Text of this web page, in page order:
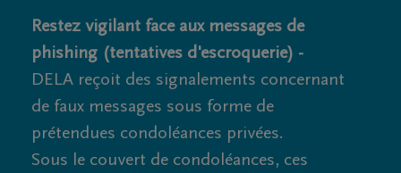
Restez vigilant face aux messages de
phishing (tentatives d'escroquerie) -
DELA reçoit des signalements concernant
de faux messages sous forme de
prétendues condoléances privées.
Sous le couvert de condoléances, ces